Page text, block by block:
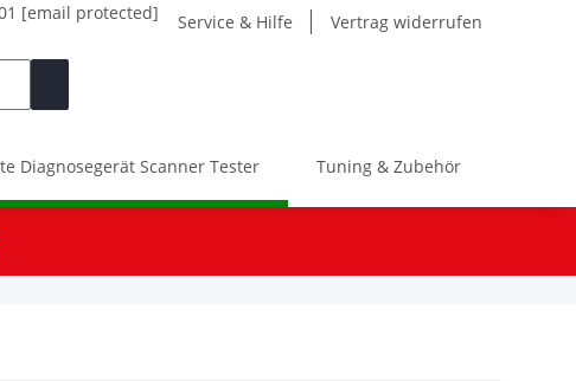
Service & Hilfe Vertrag widerrufen
[email protected]
Diagnosegerät Scanner Tester Tuning & Zubehör